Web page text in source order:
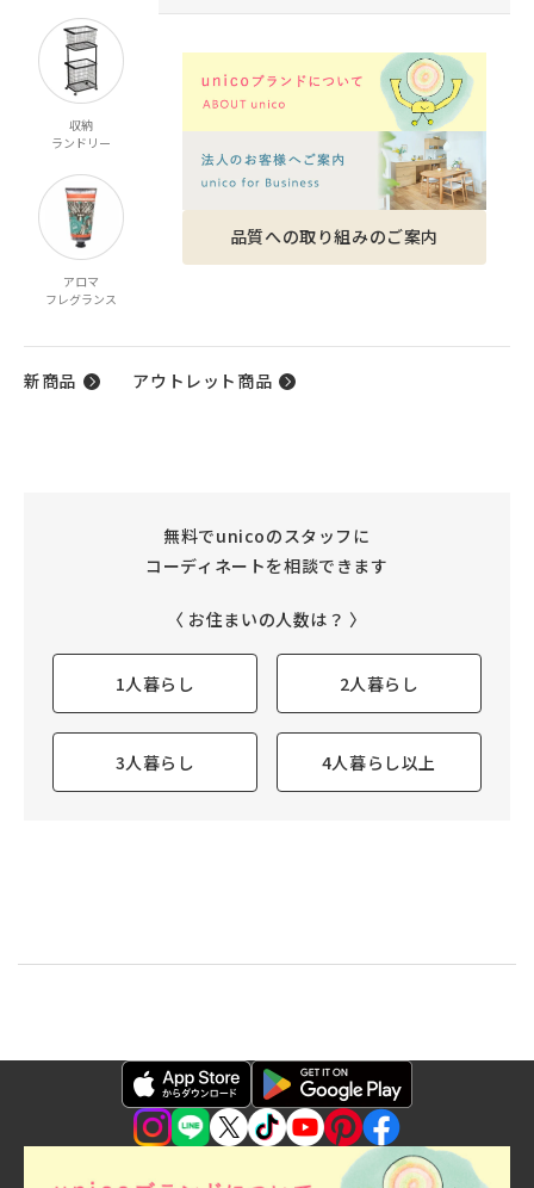
品質への取り組みのご案内
収納
ランドリー
ファッション雑貨
アロマ
フレグランス
新商品 アウトレット商品
無料でunicoのスタッフに
コーディネートを相談できます
〈 お住まいの人数は？ 〉
1人暮らし 2人暮らし
3人暮らし 4人暮らし以上